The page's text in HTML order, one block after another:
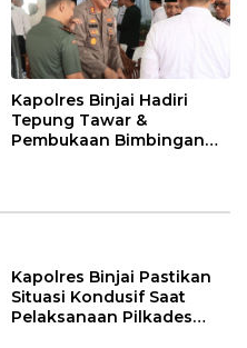
Kapolres Binjai Hadiri
Tepung Tawar &
Pembukaan Bimbingan
Kapolres Binjai Pastikan
Situasi Kondusif Saat
Pelaksanaan Pilkades